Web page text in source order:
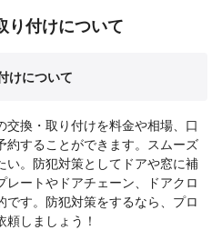
り付けについて
けについて
換・取り付けを料金や相場、口
約することができます。スムーズ
い。防犯対策としてドアや窓に補
ートやドアチェーン、ドアクロ
す。防犯対策をするなら、プロ
しましょう！